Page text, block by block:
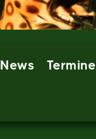
News Termine